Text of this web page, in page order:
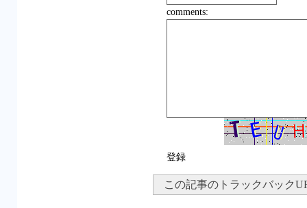
comments:
登録
この記事のトラックバック